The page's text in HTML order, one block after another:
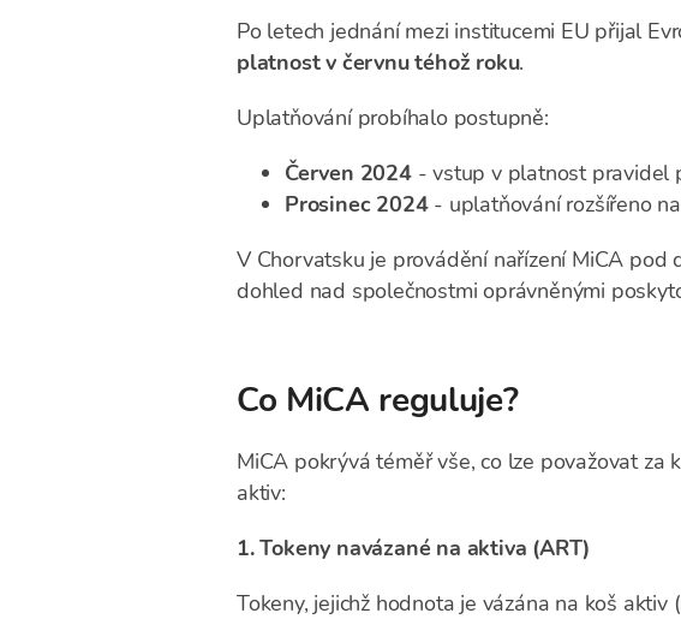
Po letech jednání mezi institucemi EU přijal
platnost v červnu téhož roku.
Uplatňování probíhalo postupně:
Červen 2024- vstup v platnost pravidel
Prosinec 2024 - uplatňování rozšířeno
V Chorvatsku je provádění nařízení MiCA
dohled nad společnostmi oprávněnými
Co MiCA reguluje?
MiCA pokrývá téměř vše, co lze považovat
aktiv:
1. Tokeny navázané na aktiva (ART)
Tokeny, jejichž hodnota je vázána na koš